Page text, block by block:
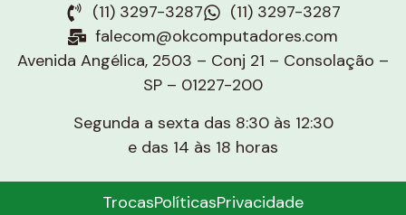
(11) 3297-3287
(11) 3297-3287
falecom@okcomputadores.com
Avenida Angélica, 2503 – Conj 21 – Consolação –
SP – 01227-200
Segunda a sexta das 8:30 às 12:30
e das 14 às 18 horas
TrocasPolíticasPrivacidade